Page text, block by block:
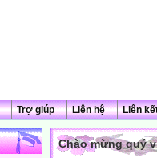
Trợ giúp Liên hệ Liên
Chào mừng quý